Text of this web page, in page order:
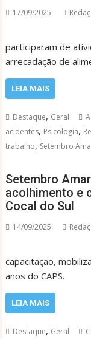
17/09/2025
participaram de
arrecadação de
LEIA MAIS
Destaque, Geral
acidentes, Psicologia,
trabalho, Setembro
Setembro
acolhimento e
Cocal do Sul
14/09/2025
capacitação,
anos do CAPS.
LEIA MAIS
Destaque, Geral